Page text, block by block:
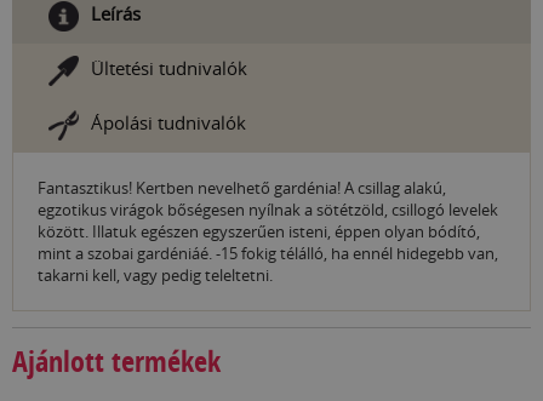
Leírás
Ültetési tudnivalók
Ápolási tudnivalók
Fantasztikus! Kertben nevelhető gardénia! A csillag alakú,
egzotikus virágok bőségesen nyílnak a sötétzöld, csillogó levelek
között. Illatuk egészen egyszerűen isteni, éppen olyan bódító,
mint a szobai gardéniáé. -15 fokig télálló, ha ennél hidegebb van,
takarni kell, vagy pedig teleltetni.
Ajánlott termékek